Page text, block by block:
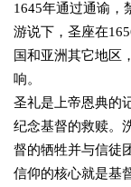
1645年通过通谕，
游说下，圣座在
国和亚洲其它地区
响。
圣礼是上帝恩典的
纪念基督的救赎。
督的牺牲并与信徒
信仰的核心就是基